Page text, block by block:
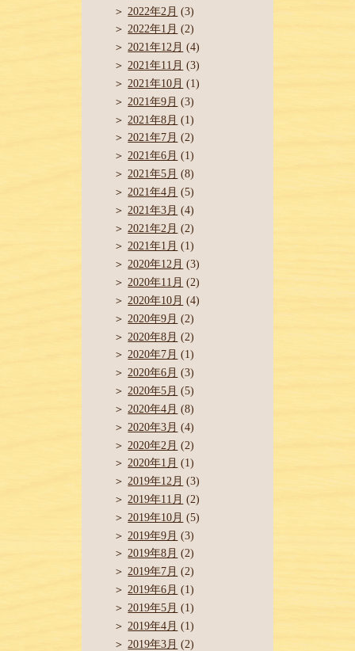
2022年2月 (3)
2022年1月 (2)
2021年12月 (4)
2021年11月 (3)
2021年10月 (1)
2021年9月 (3)
2021年8月 (1)
2021年7月 (2)
2021年6月 (1)
2021年5月 (8)
2021年4月 (5)
2021年3月 (4)
2021年2月 (2)
2021年1月 (1)
2020年12月 (3)
2020年11月 (2)
2020年10月 (4)
2020年9月 (2)
2020年8月 (2)
2020年7月 (1)
2020年6月 (3)
2020年5月 (5)
2020年4月 (8)
2020年3月 (4)
2020年2月 (2)
2020年1月 (1)
2019年12月 (3)
2019年11月 (2)
2019年10月 (5)
2019年9月 (3)
2019年8月 (2)
2019年7月 (2)
2019年6月 (1)
2019年5月 (1)
2019年4月 (1)
2019年3月 (2)